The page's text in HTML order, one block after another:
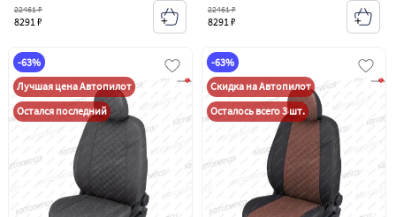
8291 ₽
22461 ₽
8291 ₽
22461 ₽
-63%
Лучшая цена Автопилот
Остался последний
-63%
Скидка на Автопилот
Осталось всего 3 шт.